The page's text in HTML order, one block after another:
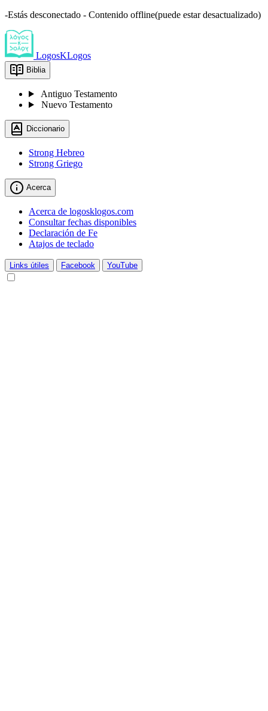
-Estás desconectado - Contenido offline(puede estar desactualizado)
LogosKLogos
Biblia
Antiguo Testamento
Nuevo Testamento
Diccionario
Strong Hebreo
Strong Griego
Acerca
Acerca de logosklogos.com
Consultar fechas disponibles
Declaración de Fe
Atajos de teclado
Links útiles Facebook YouTube